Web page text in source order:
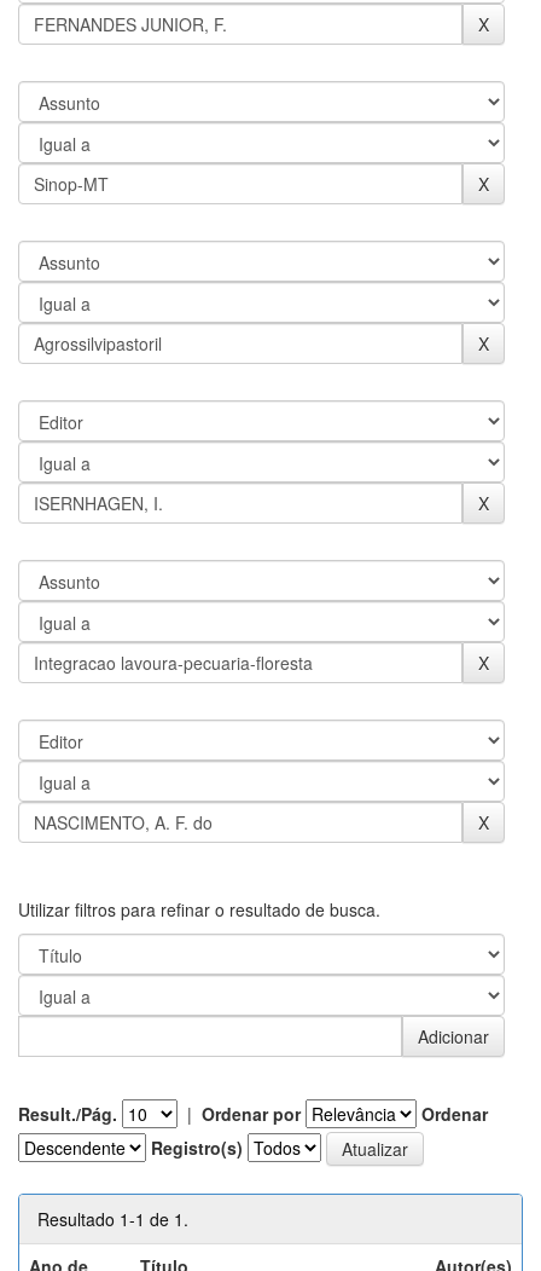
Utilizar filtros para refinar o resultado de busca.
Result./Pág. | Ordenar por
Ordenar
Registro(s)
Resultado 1-1 de 1.
Ano de
Título Autor(es)